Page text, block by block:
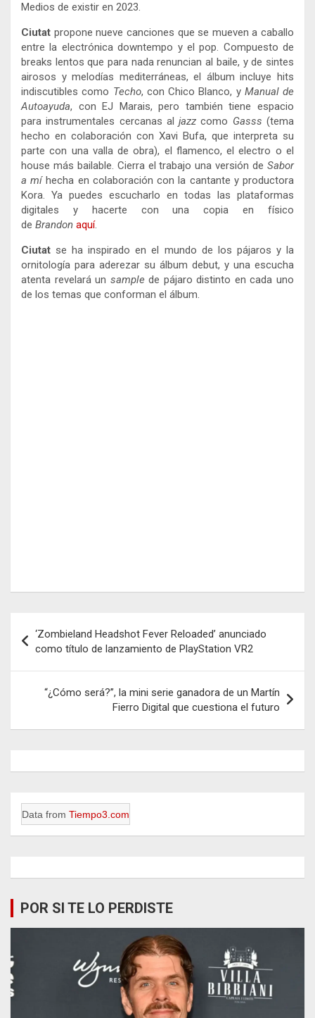
Medios de existir en 2023.
Ciutat propone nueve canciones que se mueven a caballo
entre la electrónica downtempo y el pop. Compuesto de
breaks lentos que para nada renuncian al baile, y de sintes
airosos y melodías mediterráneas, el álbum incluye hits
indiscutibles como Techo, con Chico Blanco, y Manual de
Autoayuda, con EJ Marais, pero también tiene espacio
para instrumentales cercanas aljazz como Gasss (tema
hecho en colaboración con Xavi Bufa, que interpreta su
parte con una valla de obra), el flamenco, el electro o el
house más bailable. Cierra el trabajo una versión de Sabor
a míhecha en colaboración con la cantante y productora
Kora. Ya puedes escucharlo en todas las plataformas
digitales y hacerte con una copia en físico
de Brandon aquí.
Ciutat se ha inspirado en el mundo de los pájaros y la
ornitología para aderezar su álbum debut, y una escucha
atenta revelará un sample de pájaro distinto en cada uno
de los temas que conforman el álbum.
de
entradas
‘Zombieland Headshot Fever Reloaded’ anunciado
como título de lanzamiento de PlayStation VR2
“¿Cómo será?”, la mini serie ganadora de un Martín
Fierro Digital que cuestiona el futuro
Data from Tiempo3.com
POR SI TE LO PERDISTE